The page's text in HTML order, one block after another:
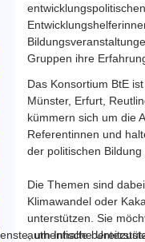
Gruppen ihre
Das Konsortium BtE
Münster, Erfurt,
kümmern sich um die
Referentinnen und
der politischen
Die Themen sind
Klimawandel oder
unterstützen. Sie
authentische
um Inhalte